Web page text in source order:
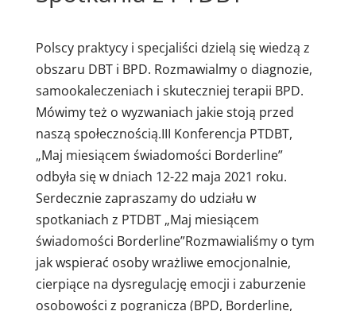
Polscy praktycy i specjaliści dzielą się wiedzą z
obszaru DBT i BPD. Rozmawialmy o diagnozie,
samookaleczeniach i skuteczniej terapii BPD.
Mówimy też o wyzwaniach jakie stoją przed
naszą społecznością.III Konferencja PTDBT,
„Maj miesiącem świadomości Borderline”
odbyła się w dniach 12-22 maja 2021 roku.
Serdecznie zapraszamy do udziału w
spotkaniach z PTDBT „Maj miesiącem
świadomości Borderline”Rozmawialiśmy o tym
jak wspierać osoby wrażliwe emocjonalnie,
cierpiące na dysregulację emocji i zaburzenie
osobowości z pogranicza (BPD, Borderline,